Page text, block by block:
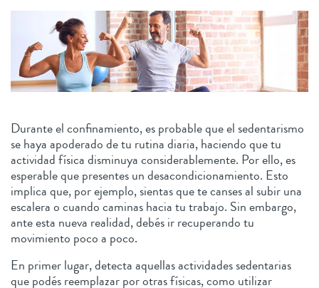
Durante el confinamiento, es probable que el sedentarismo
se haya apoderado de tu rutina diaria, haciendo que tu
actividad física disminuya considerablemente. Por ello, es
esperable que presentes un desacondicionamiento. Esto
implica que, por ejemplo, sientas que te canses al subir una
escalera o cuando caminas hacia tu trabajo. Sin embargo,
ante esta nueva realidad, debés ir recuperando tu
movimiento poco a poco.
En primer lugar, detecta aquellas actividades sedentarias
que podés reemplazar por otras físicas, como utilizar